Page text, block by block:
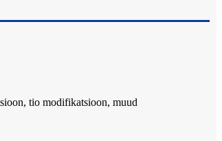
tio modifikatsioon, muud